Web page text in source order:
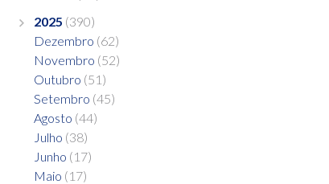
2025 (390)
Dezembro (62)
Novembro (52)
Outubro (51)
Setembro (45)
Agosto (44)
Julho (38)
Junho (17)
Maio (17)